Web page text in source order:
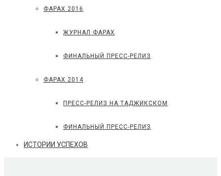
ФАРАХ 2016
ЖУРНАЛ ФАРАХ
ФИНАЛЬНЫЙ ПРЕСС-РЕЛИЗ
ФАРАХ 2014
ПРЕСС-РЕЛИЗ НА ТАДЖИКСКОМ
ФИНАЛЬНЫЙ ПРЕСС-РЕЛИЗ
ИСТОРИИ УСПЕХОВ